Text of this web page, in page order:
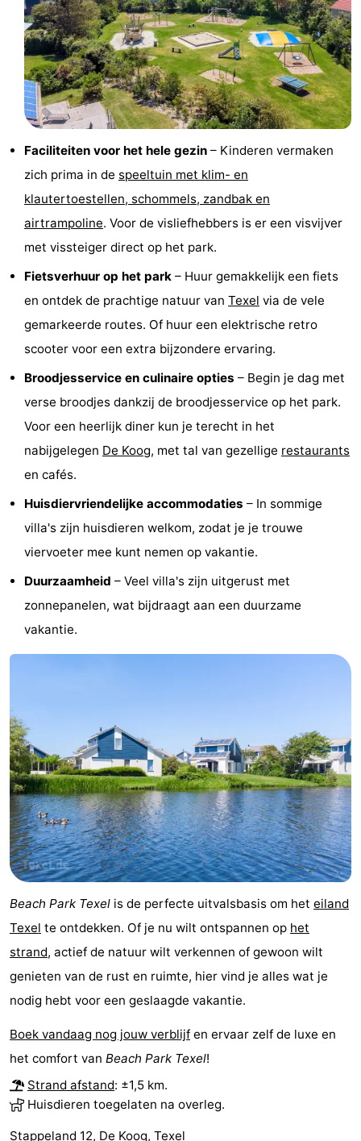
Texel
Vogelmient
minutes
Strand
Zien
doen
Bezienswaardigheden
Musea
-
Monumenten
Kerken
Uitkijkpunten
Attracties
Rondvaarten
-
Boerderijen
Speeltuinen
Minigolfbanen
Natuur
Sporten
Zwembaden
Fietsen
-
Paardrijden
-
Surfen
-
Wadlopen
Zeehonden
Eten
en
Evenementen
Forum
Route
Boot
Waddenhoppen
-
Parkeren
Reisboekenwinkel
Faciliteiten voor het hele gezin – Kinderen vermaken
zich prima in de speeltuin met klim- en
klautertoestellen, schommels, zandbak en
airtrampoline. Voor de visliefhebbers is er een visvijver
met vissteiger direct op het park.
Fietsverhuur op het park – Huur gemakkelijk een fiets
en ontdek de prachtige natuur van Texel via de vele
gemarkeerde routes. Of huur een elektrische retro
scooter voor een extra bijzondere ervaring.
Broodjesservice en culinaire opties – Begin je dag met
verse broodjes dankzij de broodjesservice op het park.
Voor een heerlijk diner kun je terecht in het
nabijgelegen De Koog, met tal van gezellige restaurants
en cafés.
Huisdiervriendelijke accommodaties – In sommige
villa's zijn huisdieren welkom, zodat je je trouwe
viervoeter mee kunt nemen op vakantie.
Duurzaamheid – Veel villa's zijn uitgerust met
zonnepanelen, wat bijdraagt aan een duurzame
vakantie.
Beach Park Texel is de perfecte uitvalsbasis om het eiland
Texel te ontdekken. Of je nu wilt ontspannen op het
strand, actief de natuur wilt verkennen of gewoon wilt
genieten van de rust en ruimte, hier vind je alles wat je
nodig hebt voor een geslaagde vakantie.
Boek vandaag nog jouw verblijf en ervaar zelf de luxe en
het comfort van Beach Park Texel!
Strand afstand: ±1,5 km.
Huisdieren toegelaten na overleg.
Stappeland 12, De Koog, Texel